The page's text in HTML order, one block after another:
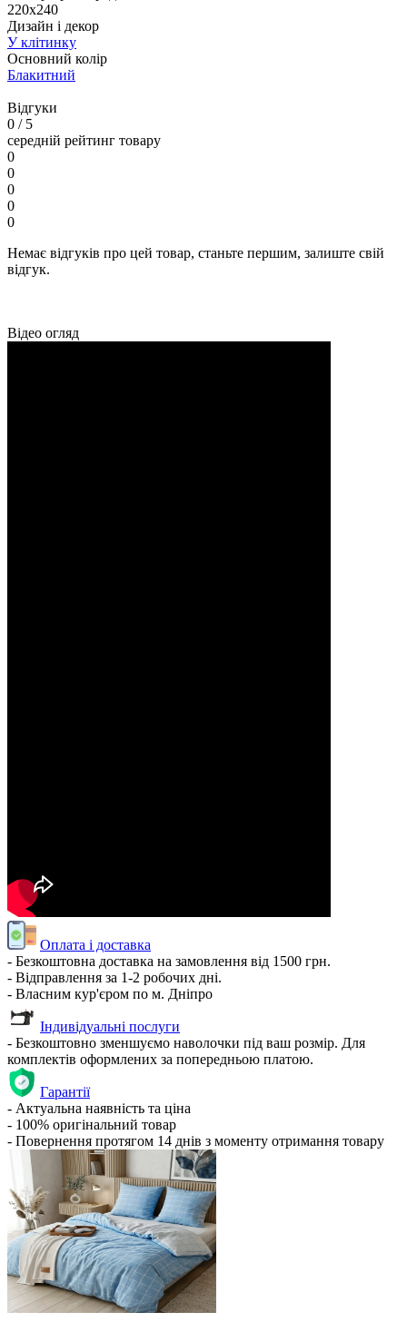
220х240
Дизайн і декор
У клітинку
Основний колір
Блакитний
Відгуки
0 / 5
середній рейтинг товару
0
0
0
0
0
Немає відгуків про цей товар, станьте першим, залиште свій
відгук.
Відео огляд
Оплата і доставка
- Безкоштовна доставка на замовлення від 1500 грн.
- Відправлення за 1-2 робочих дні.
- Власним кур'єром по м. Дніпро
Індивідуальні послуги
- Безкоштовно зменшуємо наволочки під ваш розмір. Для
комплектів оформлених за попередньою платою.
Гарантії
- Актуальна наявність та ціна
- 100% оригінальний товар
- Повернення протягом 14 днів з моменту отримання товару